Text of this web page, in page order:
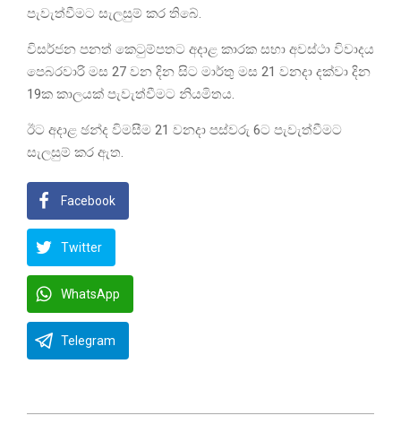
පැවැත්වීමට සැලසුම් කර තිබේ.
විසර්ජන පනත් කෙටුම්පතට අදාළ කාරක සභා අවස්ථා විවාදය
පෙබරවාරි මස 27 වන දින සිට මාර්තු මස 21 වනදා දක්වා දින
19ක කාලයක් පැවැත්වීමට නියමිතය.
ඊට අදාළ ඡන්ද විමසීම 21 වනදා පස්වරු 6ට පැවැත්වීමට
සැලසුම් කර ඇත.
Facebook
Twitter
WhatsApp
Telegram